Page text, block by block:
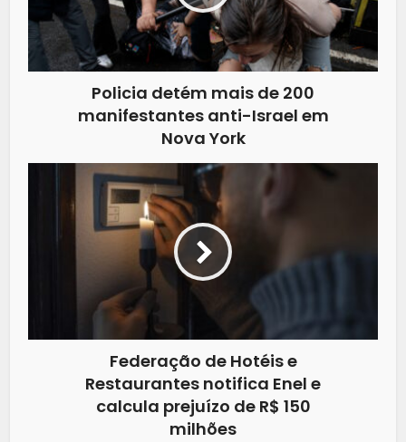
Policia detém mais de 200
manifestantes anti-Israel em
Nova York
Federação de Hotéis e
Restaurantes notifica Enel e
calcula prejuízo de R$ 150
milhões